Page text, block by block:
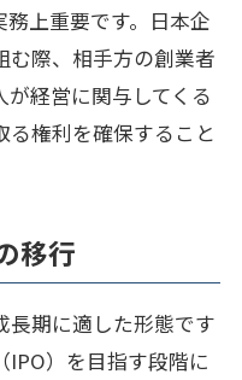
上重要です。日本企
む際、相手方の創業者
経営に関与してくる
る権利を確保すること
移行
長期に適した形態です
IPO）を目指す段階に